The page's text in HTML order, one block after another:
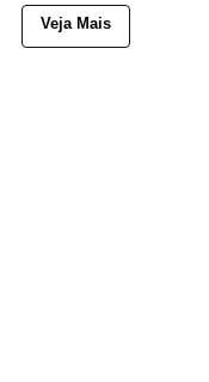
Veja Mais